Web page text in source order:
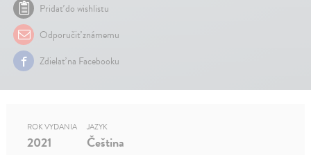
Pridať do wishlistu
Odporučiť známemu
Zdielať na Facebooku
ROK VYDANIA
2021
JAZYK
Čeština